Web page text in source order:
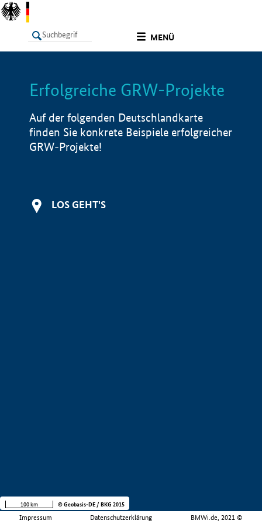
MENÜ
LISTE Info
Erfolgreiche GRW-Projekte
Auf der folgenden Deutschlandkarte
finden Sie konkrete Beispiele erfolgreicher
GRW-Projekte!
LOS GEHT'S
Impressum Datenschutzerklärung BMWi.de, 2021 ©
100 km © Geobasis-DE / BKG 2015